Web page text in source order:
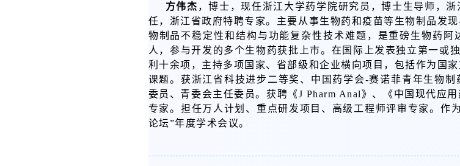
方伟杰 ，博士，现任浙江大学药学院研究员，博士生导师，
任，浙江省政府特聘专家。主要从事生物药和疫苗等生物制品发
物制品不稳定性和结构与功能复杂性技术难题，是重磅生物药阿
人，参与开发的多个生物药获批上市。在国际上发表独立第一或
利十余项，主持多项国家、省部级和企业横向项目，包括作为国
课题。获浙江省科技进步二等奖、中国药学会-赛诺菲青年生物
委员、青委会主任委员。获聘《J Pharm Anal》、《中国现代应
专家。担任万人计划、重点研发项目、高级工程师评审专家。作
论坛”年度学术会议。